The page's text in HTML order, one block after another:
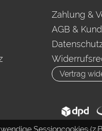
Zahlung &
AGB &
Vertrag